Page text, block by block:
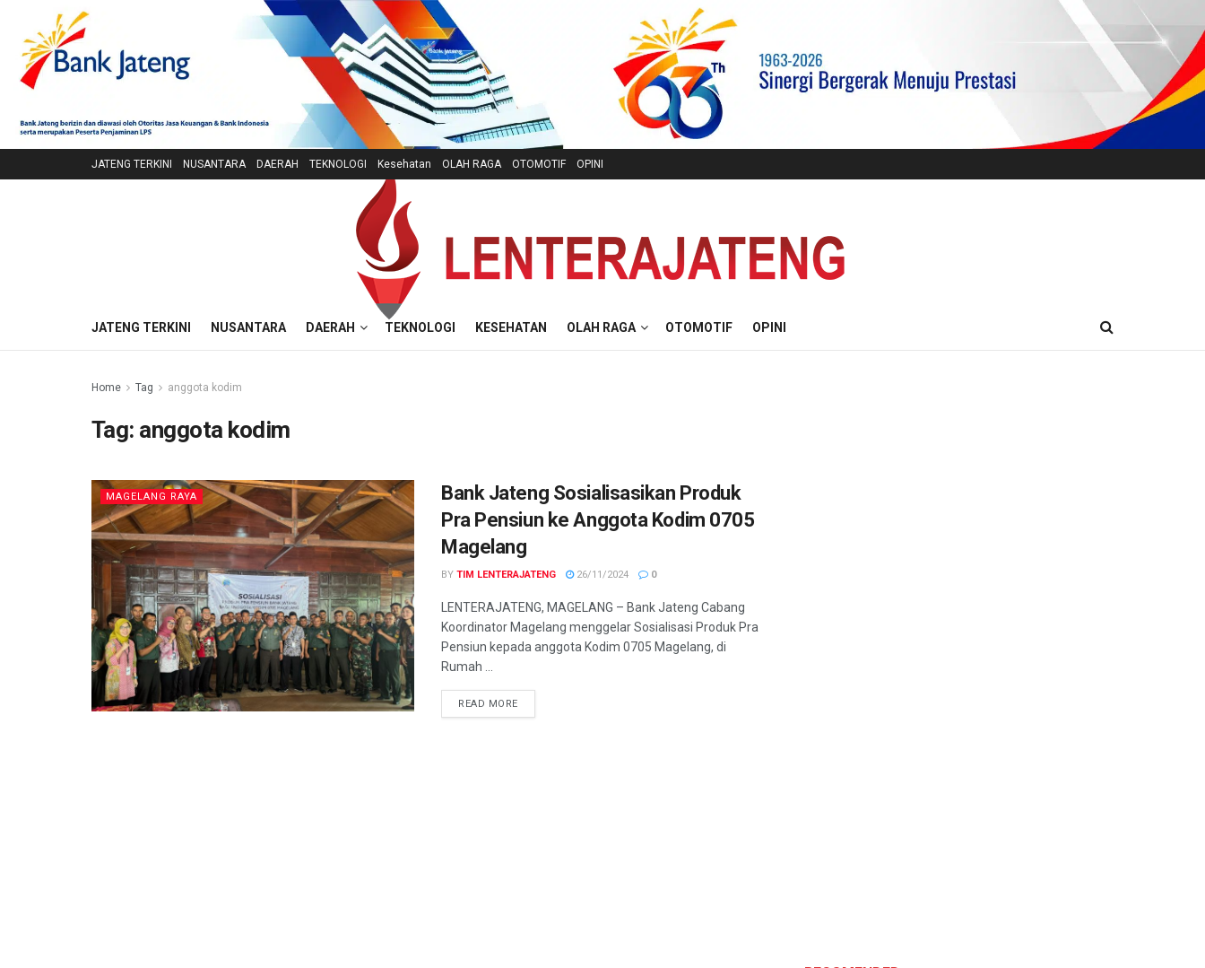
JATENG TERKINI NUSANTARA DAERAH TEKNOLOGI Kesehatan OLAH RAGA OTOMOTIF OPINI
JATENG TERKINI NUSANTARA DAERAH TEKNOLOGI KESEHATAN OLAH RAGA OTOMOTIF OPINI
Home Tag anggota kodim
Tag: anggota kodim
MAGELANG RAYA
Bank Jateng Sosialisasikan Produk
Pra Pensiun ke Anggota Kodim 0705
Magelang
BY TIM LENTERAJATENG 26/11/2024 0
LENTERAJATENG, MAGELANG – Bank Jateng Cabang
Koordinator Magelang menggelar Sosialisasi Produk Pra
Pensiun kepada anggota Kodim 0705 Magelang, di
Rumah ...
READ MOREDETAILS